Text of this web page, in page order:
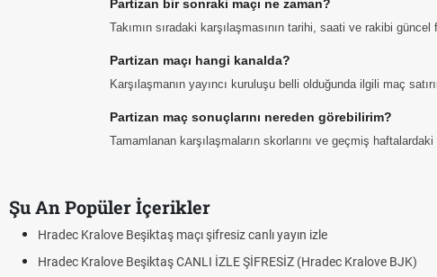
Partizan bir sonraki maçı ne zaman?
Takımın sıradaki karşılaşmasının tarihi, saati ve rakibi
Partizan maçı hangi kanalda?
Karşılaşmanın yayıncı kuruluşu belli olduğunda ilgili maç
Partizan maç sonuçlarını nereden görebilirim?
Tamamlanan karşılaşmaların skorlarını ve geçmiş
Şu An Popüler İçerikler
Hradec Kralove Beşiktaş maçı şifresiz canlı yayın izle
Hradec Kralove Beşiktaş CANLI İZLE ŞİFRESİZ (Hradec Kralove BJK)